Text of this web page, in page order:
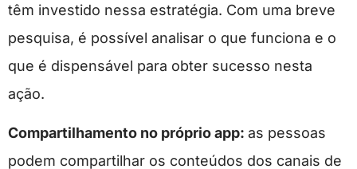
têm investido nessa estratégia. Com uma breve
pesquisa, é possível analisar o que funciona e o
que é dispensável para obter sucesso nesta
ação.
Compartilhamento no próprio app: as pessoas
podem compartilhar os conteúdos dos canais de